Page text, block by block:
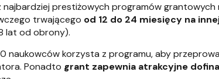
najbardziej prestiżowych programów grantowych
trwającego od 12 do 24 miesięcy na
lat od obrony).
naukowców korzysta z programu, aby
Ponadto grant zapewnia atrakcyjne